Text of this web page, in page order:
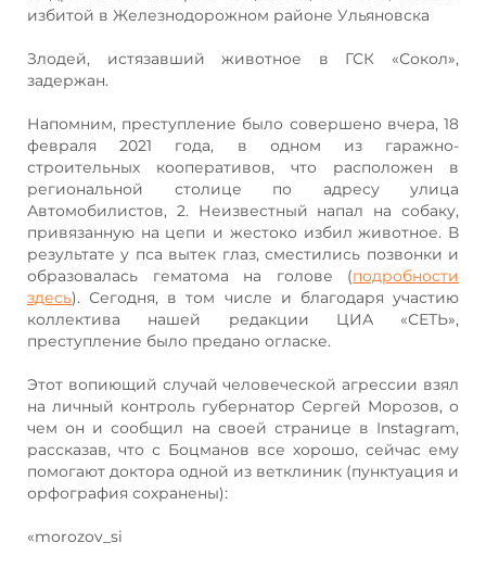
избитой в Железнодорожном районе Ульяновска
Злодей, истязавший животное в ГСК «Сокол»,
задержан.
Напомним, преступление было совершено вчера, 18
февраля 2021 года, в одном из гаражно-
строительных кооперативов, что расположен в
региональной столице по адресу улица
Автомобилистов, 2. Неизвестный напал на собаку,
привязанную на цепи и жестоко избил животное. В
результате у пса вытек глаз, сместились позвонки и
образовалась гематома на голове (подробности
здесь). Сегодня, в том числе и благодаря участию
коллектива нашей редакции ЦИА «СЕТЬ»,
преступление было предано огласке.
Этот вопиющий случай человеческой агрессии взял
на личный контроль губернатор Сергей Морозов, о
чем он и сообщил на своей странице в Instagram,
рассказав, что с Боцманов все хорошо, сейчас ему
помогают доктора одной из ветклиник (пунктуация и
орфография сохранены):
«morozov_si